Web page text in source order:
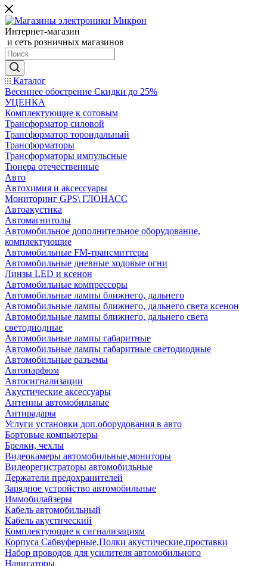
Интернет-магазин
и сеть розничных магазинов
Каталог
Весеннее обострение Скидки до 25%
УЦЕНКА
Комплектующие к сотовым
Трансформатор силовой
Трансформатор тороидальный
Трансформаторы
Трансформаторы импульсные
Тюнера отечественные
Авто
Автохимия и аксессуары
Мониторинг GPS\ ГЛОНАСС
Автоакустика
Автомагнитолы
Автомобильное дополнительное оборудование,
комплектующие
Автомобильные FM-трансмиттеры
Автомобильные дневные ходовые огни
Линзы LED и ксенон
Автомобильные компрессоры
Автомобильные лампы ближнего, дальнего
Автомобильные лампы ближнего, дальнего света ксенон
Автомобильные лампы ближнего, дальнего света
светодиодные
Автомобильные лампы габаритные
Автомобильные лампы габаритные светодиодные
Автомобильные разъемы
Автопарфюм
Автосигнализации
Акустические аксессуары
Антенны автомобильные
Антирадары
Услуги установки доп.оборудования в авто
Бортовые компьютеры
Брелки, чехлы
Видеокамеры автомобильные,мониторы
Видеорегистраторы автомобильные
Держатели предохранителей
Зарядное устройство автомобильные
Иммобилайзеры
Кабель автомобильный
Кабель акустический
Комплектующие к сигнализациям
Корпуса Сабвуферные,Полки акустические,проставки
Набор проводов для усилителя автомобильного
Навигаторы